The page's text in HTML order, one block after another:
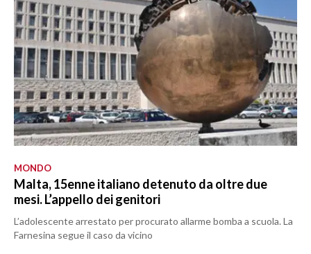
MONDO
Malta, 15enne italiano detenuto da oltre due
mesi. L’appello dei genitori
L’adolescente arrestato per procurato allarme bomba a scuola. La
Farnesina segue il caso da vicino